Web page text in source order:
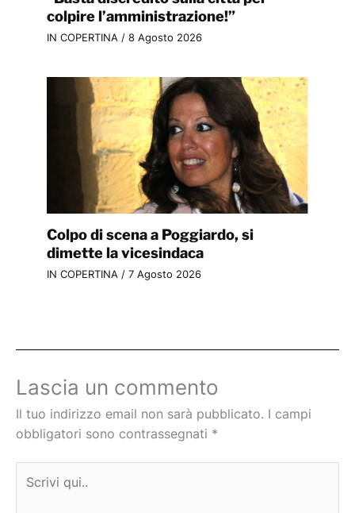
colpire l’amministrazione!”
IN COPERTINA / 8 Agosto 2026
Colpo di scena a Poggiardo, si
dimette la vicesindaca
IN COPERTINA / 7 Agosto 2026
Lascia un commento
Il tuo indirizzo email non sarà pubblicato. I campi
obbligatori sono contrassegnati *
qui..